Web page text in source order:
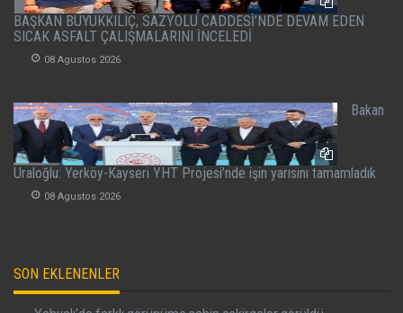
BAŞKAN BÜYÜKKILIÇ, SAZYOLU CADDESİ’NDE DEVAM EDEN
SICAK ASFALT ÇALIŞMALARINI İNCELEDİ
08 Agustos 2026
Bakan
Uraloğlu: Yerköy-Kayseri YHT Projesi’nde işin yarısını tamamladık
08 Agustos 2026
SON EKLENENLER